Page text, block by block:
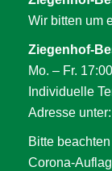
Wir bitten um
Ziegenhof-
Mo. – Fr.
Individuelle
Adresse unter:
Bitte
Corona-